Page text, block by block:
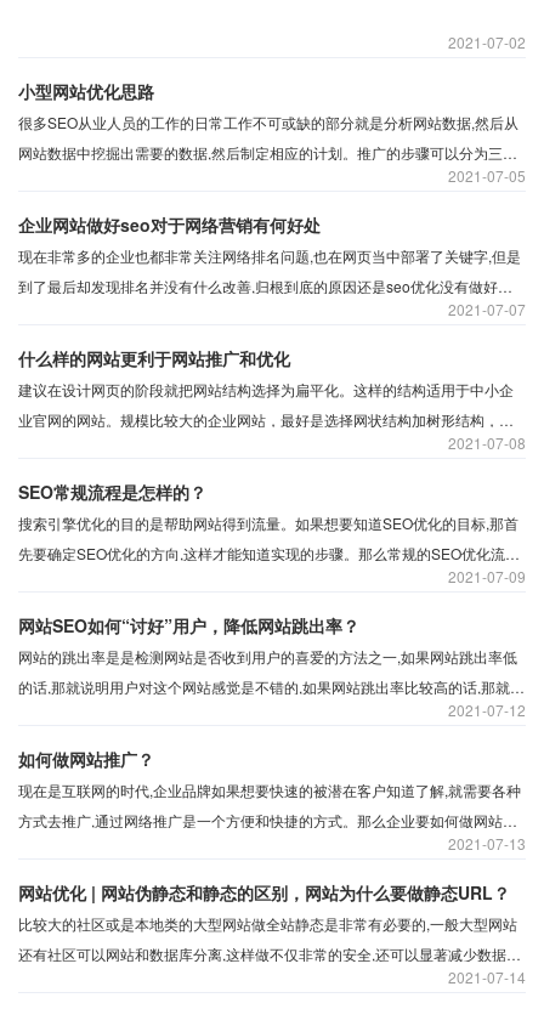
07-02
2021
07-05
2021
小型网站优化思路
很多SEO从业人员的工作的日常工作不可或缺的部分就是分析网站数据,然后从
网站数据中挖掘出需要的数据,然后制定相应的计划。推广的步骤可以分为三个
07-07
2021
企业网站做好seo对于网络营销有何好处
现在非常多的企业也都非常关注网络排名问题,也在网页当中部署了关键字,但是
到了最后却发现排名并没有什么改善,归根到底的原因还是seo优化没有做好。
要知道这份工作不是说完成就可以完成的,而是需要每天更新的好的文章,以及原
创率也需要满足一定的要求,只有一步一步慢慢的来排名才有有所提升。
07-08
2021
什么样的网站更利于网站推广和优化
建议在设计网页的阶段就把网站结构选择为扁平化。这样的结构适用于中小企
业官网的网站。规模比较大的企业网站，最好是选择网状结构加树形结构，这
07-09
2021
SEO常规流程是怎样的？
搜索引擎优化的目的是帮助网站得到流量。如果想要知道SEO优化的目标,那首
先要确定SEO优化的方向,这样才能知道实现的步骤。那么常规的SEO优化流程
07-12
2021
网站SEO如何“讨好”用户，降低网站跳出率？
网站的跳出率是是检测网站是否收到用户的喜爱的方法之一,如果网站跳出率低
的话,那就说明用户对这个网站感觉是不错的,如果网站跳出率比较高的话,那就说
明网站体验度对于用户来说不是很好,所以应该如何降低网站的跳出率?
07-13
2021
如何做网站推广？
现在是互联网的时代,企业品牌如果想要快速的被潜在客户知道了解,就需要各种
方式去推广,通过网络推广是一个方便和快捷的方式。那么企业要如何做网站推
广?理论来说,不同的行业都会有自己的做法,但对中小企业来说,以下主要几种方
式是不错的选择。
07-14
2021
网站优化 | 网站伪静态和静态的区别，网站为什么要做静态URL？
比较大的社区或是本地类的大型网站做全站静态是非常有必要的,一般大型网站
还有社区可以网站和数据库分离,这样做不仅非常的安全,还可以显著减少数据库